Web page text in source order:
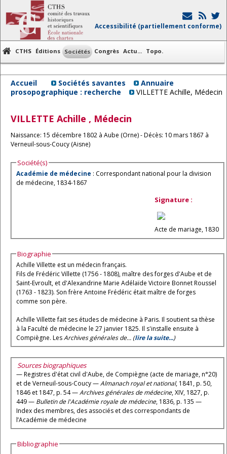
Accessibilité (partiellement conforme)
CTHS Éditions Sociétés Congrès Actu... Topo.
Accueil Sociétés savantes
Annuaire
prosopographique : recherche
VILLETTE Achille, Médecin
VILLETTE Achille , Médecin
Naissance: 15 décembre 1802 à Aube (Orne) - Décès: 10 mars 1867 à
Verneuil-sous-Coucy (Aisne)
Société(s)
Académie de médecine : Correspondant national pour la division
de médecine, 1834-1867
Signature :
Acte de mariage, 1830
Biographie
Achille Villette est un médecin français.
Fils de Frédéric Villette (1756 - 1808), maître des forges d'Aube et de
Saint-Evroult, et d'Alexandrine Marie Adélaïde Victoire Bonnet Roussel
(1763 - 1823). Son frère Antoine Frédéric était maître de forges
comme son père.
Achille Villette fait ses études de médecine à Paris. Il soutient sa thèse
à la Faculté de médecine le 27 janvier 1825. Il s'installe ensuite à
Compiègne. LesArchives générales de... (lire la suite...)
Sources biographiques
— Registres d'état civil d'Aube, de Compiègne (acte de mariage, n°20)
et de Verneuil-sous-Coucy —Almanach royal et national, 1841, p. 50,
1846 et 1847, p. 54 —Archives générales de médecine, XIV, 1827, p.
449 — Bulletin de l'Académie royale de médecine, 1836, p. 135 —
Index des membres, des associés et des correspondants de
l’Académie de médecine
Bibliographie